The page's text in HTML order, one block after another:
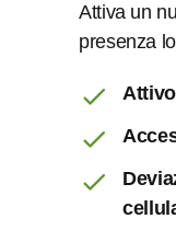
Attiva un
presenza